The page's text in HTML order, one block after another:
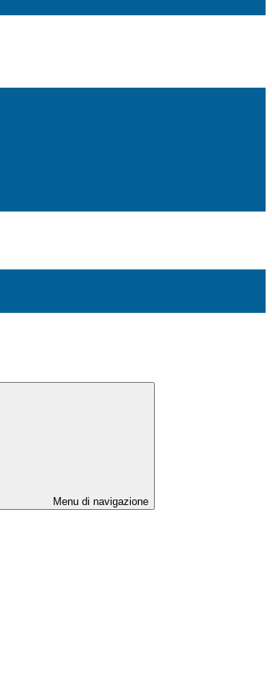
Menu di navigazione